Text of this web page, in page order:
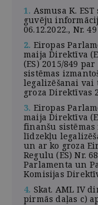
1. Asmusa K.
guvēju
06.12.2022., Nr.
2. Eiropas
maija Direktīva
(ES) 2015/849
sistēmas
legalizēšanai
groza Direktīvas
3. Eiropas
maija Direktīva
finanšu
līdzekļu
un ar ko groza
Regulu (ES) Nr.
Parlamenta un
Komisijas
4. Skat. AML IV
pirmās daļas c)